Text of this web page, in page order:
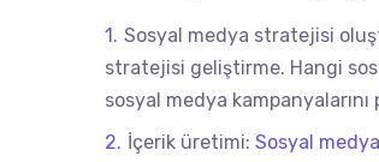
Sosyal medya stratejisi
stratejisi geliştirme. Hangi
sosyal medya kampanyalarını
İçerik üretimi: Sosyal medya